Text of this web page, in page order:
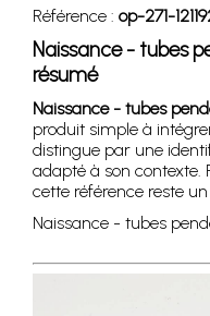
Référence : op-271-
Naissance - tubes
résumé
Naissance - tubes
produit simple à
distingue par une
adapté à son contexte.
cette référence reste
Naissance - tubes